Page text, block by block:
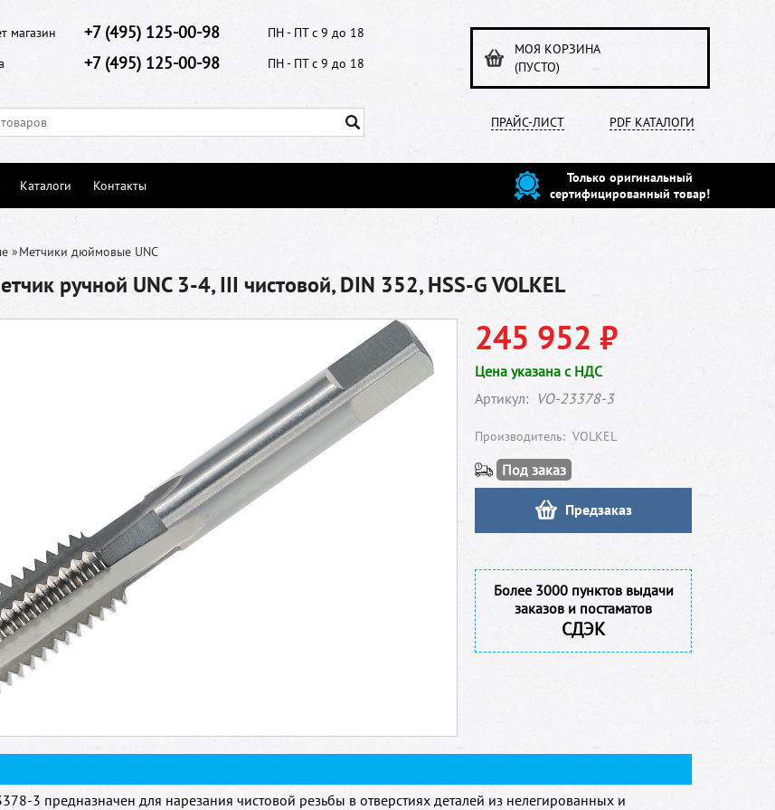
магазин +7 (495) 125-00-98
ПН - ПТ с 9 до 18
+7 (495) 125-00-98 ПН - ПТ с 9 до 18
МОЯ КОРЗИНА
(ПУСТО)
ПРАЙС-ЛИСТ PDF КАТАЛОГИ
Каталоги Контакты
Только оригинальный
сертифицированный товар!
»Метчики дюймовые UNC
ручной UNC 3-4, III чистовой, DIN 352, HSS-G VOLKEL
245 952 ₽
Цена указана с НДС
Артикул: VO-23378-3
Производитель: VOLKEL
Под заказ
Предзаказ
Более 3000 пунктов выдачи
заказов и постаматов
СДЭК
3 предназначен для нарезания чистовой резьбы в отверстиях деталей из нелегированных и